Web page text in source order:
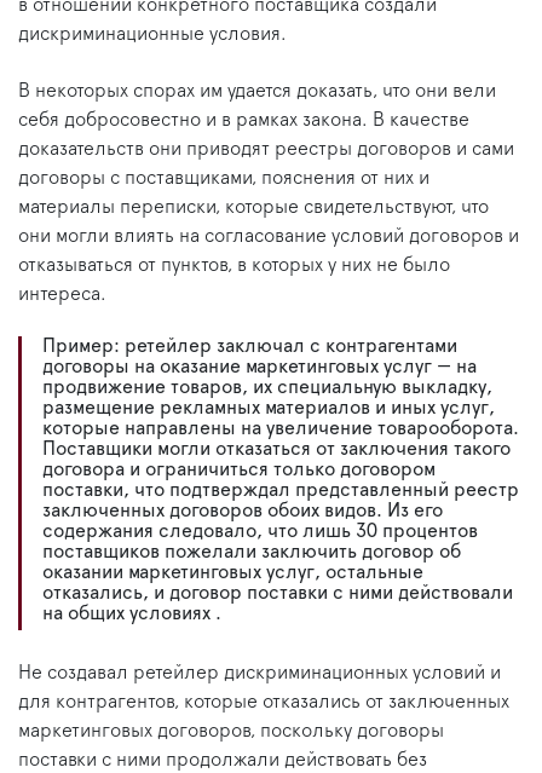
в отношении конкретного поставщика создали
дискриминационные условия.
В некоторых спорах им удается доказать, что они вели
себя добросовестно и в рамках закона. В качестве
доказательств они приводят реестры договоров и сами
договоры с поставщиками, пояснения от них и
материалы переписки, которые свидетельствуют, что
они могли влиять на согласование условий договоров и
отказываться от пунктов, в которых у них не было
интереса.
Пример: ретейлер заключал с контрагентами
договоры на оказание маркетинговых услуг — на
продвижение товаров, их специальную выкладку,
размещение рекламных материалов и иных услуг,
которые направлены на увеличение товарооборота.
Поставщики могли отказаться от заключения такого
договора и ограничиться только договором
поставки, что подтверждал представленный реестр
заключенных договоров обоих видов. Из его
содержания следовало, что лишь 30 процентов
поставщиков пожелали заключить договор об
оказании маркетинговых услуг, остальные
отказались, и договор поставки с ними действовали
на общих условиях .
Не создавал ретейлер дискриминационных условий и
для контрагентов, которые отказались от заключенных
маркетинговых договоров, поскольку договоры
поставки с ними продолжали действовать без